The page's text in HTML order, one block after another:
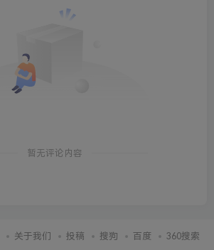
暂无评论内容
关于我们 投稿 搜狗 百度 360搜索